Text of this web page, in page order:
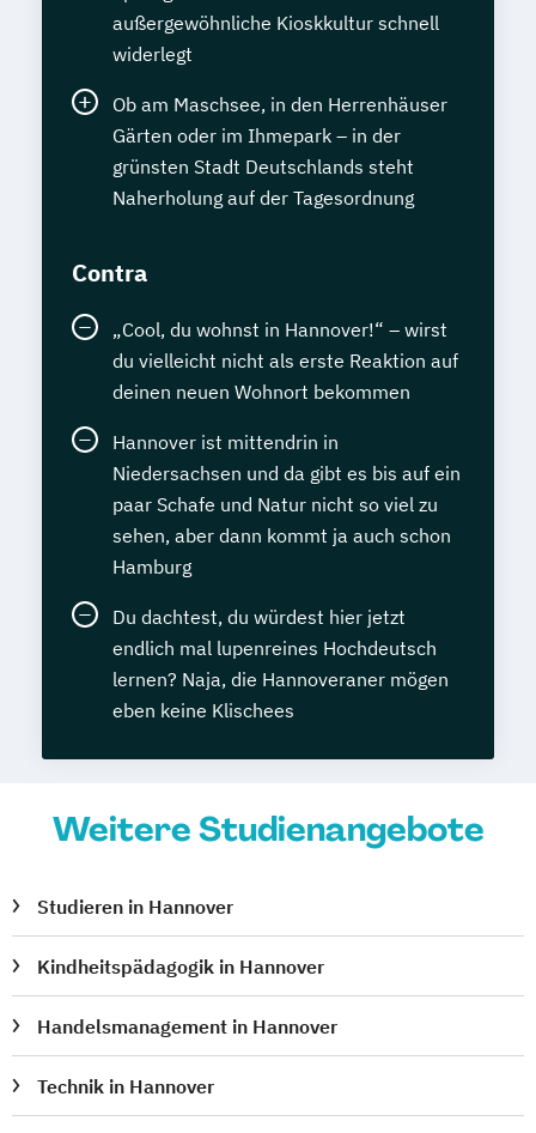
außergewöhnliche Kioskkultur schnell
widerlegt
Ob am Maschsee, in den Herrenhäuser
Gärten oder im Ihmepark – in der
grünsten Stadt Deutschlands steht
Naherholung auf der Tagesordnung
Contra
„Cool, du wohnst in Hannover!“ – wirst
du vielleicht nicht als erste Reaktion auf
deinen neuen Wohnort bekommen
Hannover ist mittendrin in
Niedersachsen und da gibt es bis auf ein
paar Schafe und Natur nicht so viel zu
sehen, aber dann kommt ja auch schon
Hamburg
Du dachtest, du würdest hier jetzt
endlich mal lupenreines Hochdeutsch
lernen? Naja, die Hannoveraner mögen
eben keine Klischees
Weitere Studienangebote
Studieren in Hannover
Kindheitspädagogik in Hannover
Handelsmanagement in Hannover
Technik in Hannover